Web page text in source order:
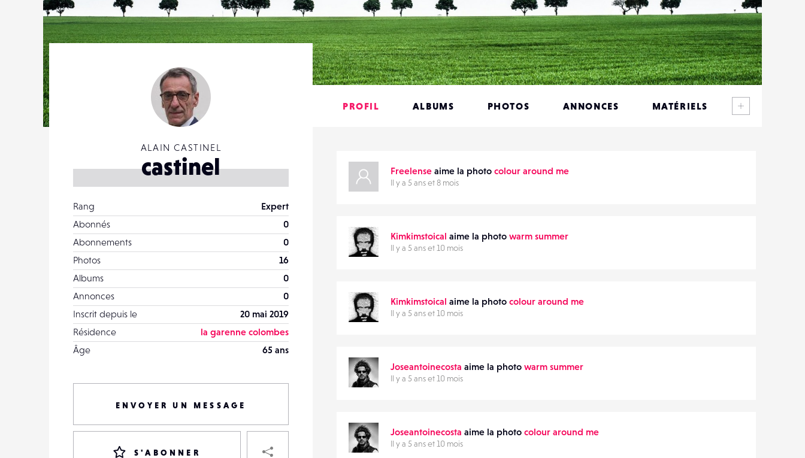
ALAIN CASTINEL
castinel
Rang
Expert
Abonnés
0
Abonnements
0
Photos
16
Albums
0
Annonces
0
Inscrit depuis le
20 mai 2019
Résidence
la garenne colombes
Âge
65 ans
ENVOYER UN MESSAGE
S'ABONNER
PROFIL ALBUMS PHOTOS ANNONCES MATÉRIELS
Freelense aime la photo colour around me
Il y a 5 ans et 8 mois
Kimkimstoical aime la photo warm summer
Il y a 5 ans et 10 mois
Kimkimstoical aime la photo colour around me
Il y a 5 ans et 10 mois
Joseantoinecosta aime la photo warm summer
Il y a 5 ans et 10 mois
Joseantoinecosta aime la photo colour around me
Il y a 5 ans et 10 mois